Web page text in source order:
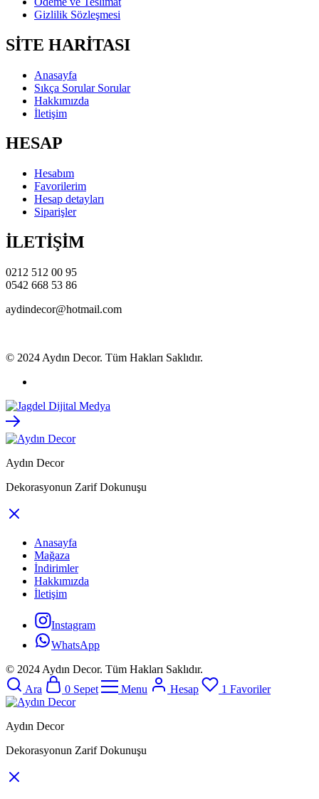
Gizlilik Sözleşmesi
SİTE HARİTASI
Anasayfa
Sıkça Sorular Sorular
Hakkımızda
İletişim
HESAP
Hesabım
Favorilerim
Hesap detayları
Siparişler
İLETİŞİM
0212 512 00 95
0542 668 53 86
aydindecor@hotmail.com
© 2024 Aydın Decor. Tüm Hakları Saklıdır.
Aydın Decor
Dekorasyonun Zarif Dokunuşu
Anasayfa
Mağaza
İndirimler
Hakkımızda
İletişim
Instagram
WhatsApp
© 2024 Aydın Decor. Tüm Hakları Saklıdır.
Ara
0 Sepet Menu Hesap 1 Favoriler
Aydın Decor
Dekorasyonun Zarif Dokunuşu